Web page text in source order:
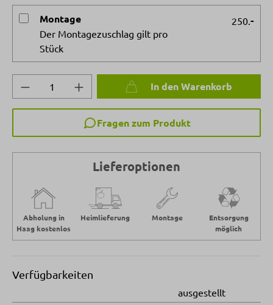
Montage
Der Montagezuschlag gilt pro
Stück
250. -
Produkt Anzahl: Gib den gewünschten
In den Warenkorb
Fragen zum Produkt
Lieferoptionen
Abholung in
Haag kostenlos
Heimlieferung Montage
Entsorgung
möglich
Verfügbarkeiten
ausgestellt